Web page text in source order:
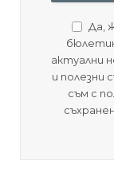
Да,
актуални
и полезни
съм с